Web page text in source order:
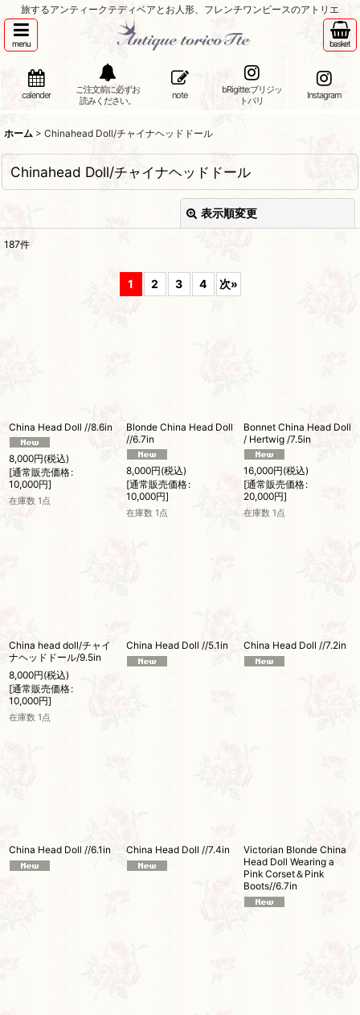
旅するアンティークテディベアとお人形、フレンチワンピースのアトリエ
menu basket
calender
ご注文前に必ずお
読みください。
note
bRigitte:ブリジッ
トパリ
Instagram
ホーム > Chinahead Doll/チャイナヘッドドール
Chinahead Doll/チャイナヘッドドール
表示順変更
187件
1 2 3 4 次»
China Head Doll //8.6in
8,000円(税込)
[通常販売価格:
10,000円]
在庫数 1点
Blonde China Head Doll
//6.7in
8,000円(税込)
[通常販売価格:
10,000円]
在庫数 1点
Bonnet China Head Doll
/ Hertwig /7.5in
16,000円(税込)
[通常販売価格:
20,000円]
在庫数 1点
China head doll/チャイ
ナヘッドドール/9.5in
8,000円(税込)
[通常販売価格:
10,000円]
在庫数 1点
China Head Doll //5.1in China Head Doll //7.2in
China Head Doll //6.1in China Head Doll //7.4in
Victorian Blonde China
Head Doll Wearing a
Pink Corset＆Pink
Boots//6.7in